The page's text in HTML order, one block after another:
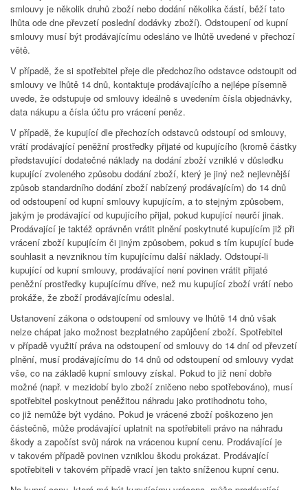
smlouvy je několik druhů zboží nebo dodání několika částí, běží tato
lhůta ode dne převzetí poslední dodávky zboží). Odstoupení od kupní
smlouvy musí být prodávajícímu odesláno ve lhůtě uvedené v přechozí
větě.
V případě, že si spotřebitel přeje dle předchozího odstavce odstoupit od
smlouvy ve lhůtě 14 dnů, kontaktuje prodávajícího a nejlépe písemně
uvede, že odstupuje od smlouvy ideálně s uvedením čísla objednávky,
data nákupu a čísla účtu pro vrácení peněz.
V případě, že kupující dle přechozích odstavců odstoupí od smlouvy,
vrátí prodávající peněžní prostředky přijaté od kupujícího (kromě částky
představující dodatečné náklady na dodání zboží vzniklé v důsledku
kupující zvoleného způsobu dodání zboží, který je jiný než nejlevnější
způsob standardního dodání zboží nabízený prodávajícím) do 14 dnů
od odstoupení od kupní smlouvy kupujícím, a to stejným způsobem,
jakým je prodávající od kupujícího přijal, pokud kupující neurčí jinak.
Prodávající je taktéž oprávněn vrátit plnění poskytnuté kupujícím již při
vrácení zboží kupujícím či jiným způsobem, pokud s tím kupující bude
souhlasit a nevzniknou tím kupujícímu další náklady. Odstoupí-li
kupující od kupní smlouvy, prodávající není povinen vrátit přijaté
peněžní prostředky kupujícímu dříve, než mu kupující zboží vrátí nebo
prokáže, že zboží prodávajícímu odeslal.
Ustanovení zákona o odstoupení od smlouvy ve lhůtě 14 dnů však
nelze chápat jako možnost bezplatného zapůjčení zboží. Spotřebitel
v případě využití práva na odstoupení od smlouvy do 14 dní od převzetí
plnění, musí prodávajícímu do 14 dnů od odstoupení od smlouvy vydat
vše, co na základě kupní smlouvy získal. Pokud to již není dobře
možné (např. v mezidobí bylo zboží zničeno nebo spotřebováno), musí
spotřebitel poskytnout peněžitou náhradu jako protihodnotu toho,
co již nemůže být vydáno. Pokud je vrácené zboží poškozeno jen
částečně, může prodávající uplatnit na spotřebiteli právo na náhradu
škody a započíst svůj nárok na vrácenou kupní cenu. Prodávající je
v takovém případě povinen vzniklou škodu prokázat. Prodávající
spotřebiteli v takovém případě vrací jen takto sníženou kupní cenu.